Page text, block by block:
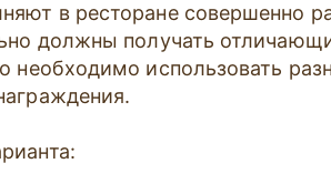
в ресторане совершенно
должны получать
необходимо использовать